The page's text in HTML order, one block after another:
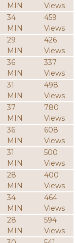
MIN
Views
34
MIN
459
Views
29
MIN
426
Views
36
MIN
337
Views
31
MIN
498
Views
37
MIN
780
Views
36
MIN
608
Views
31
MIN
500
Views
28
MIN
400
Views
34
MIN
464
Views
28
MIN
594
Views